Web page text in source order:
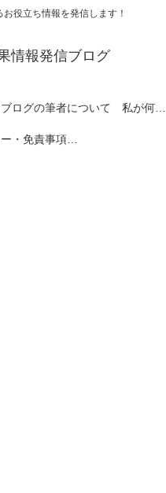
役立ち情報を発信します！
情報発信ブログ
当ブログの筆者について 私が何者なのかを紹介します
プライバシーポリシー・免責事項など